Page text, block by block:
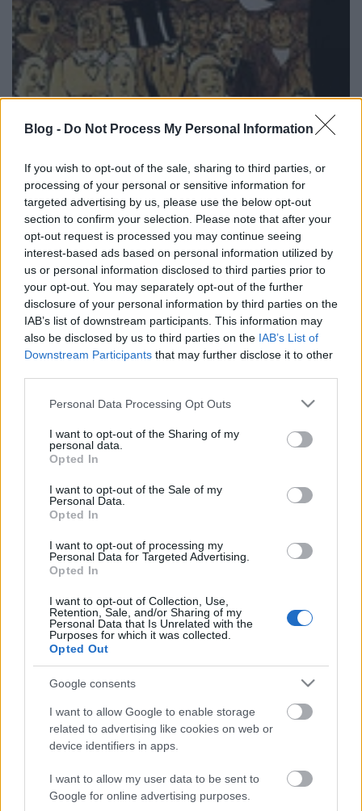
Blog - Do Not Process My Personal Information
If you wish to opt-out of the sale, sharing to third parties, or
processing of your personal or sensitive information for
targeted advertising by us, please use the below opt-out
section to confirm your selection. Please note that after your
opt-out request is processed you may continue seeing
interest-based ads based on personal information utilized by
us or personal information disclosed to third parties prior to
your opt-out. You may separately opt-out of the further
disclosure of your personal information by third parties on the
IAB’s list of downstream participants. This information may
also be disclosed by us to third parties on the IAB’s List of
Downstream Participants that may further disclose it to other
Please note that this website/app uses one or more Google
not limited to your visit or usage behaviour. You may click to
grant or deny consent to Google and its third-party tags to
use your data for below specified purposes in below Google
consent section.
Personal Data Processing Opt Outs
I want to opt-out of the Sharing of my
personal data.
Opted In
I want to opt-out of the Sale of my
Personal Data.
Opted In
I want to opt-out of processing my
Personal Data for Targeted Advertising.
Opted In
I want to opt-out of Collection, Use,
Retention, Sale, and/or Sharing of my
Personal Data that Is Unrelated with the
Purposes for which it was collected.
Opted Out
Google consents
I want to allow Google to enable storage
related to advertising like cookies on web or
device identifiers in apps.
I want to allow my user data to be sent to
Google for online advertising purposes.
állatokkal!
Kelle Botond •2012. augusztus 05.
Ez egy régi showbiz szabály. Semmi jóra nem
számíthatsz tőlük. David Williamson 20 évvel ezelőtt
mégis játszott a tűzzel és egy kisgyerek segítségével
akart bemutatni egy kártyatrükköt egy élő tv
showban. Elég csúnyán ráfaragott: a srác még
azelőtt leleplezte a trükk…
Houdini és Magyarország
Tévhitek és a tények
Kelle Botond•2012. augusztus 02.
Aki rendszeresen olvassa a blogot, annak
feltűnhetett, hogy gyakran írok Houdiniről szóló
cikkeket. Korábban írtam többek között arról, hogy
első néhány napját, hanem első négy évét töltötte
Budapesten. Mikor tavaly felröppent a hír, hogy